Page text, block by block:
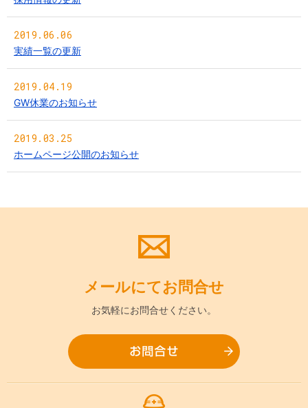
2019.06.06
実績一覧の更新
2019.04.19
GW休業のお知らせ
2019.03.25
ホームページ公開のお知らせ
メールにてお問合せ
お気軽にお問合せください。